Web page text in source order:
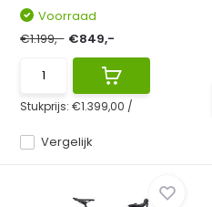
Vergelijk
Voorraad
€1.199,- €849,-
Stukprijs:€1.399,00 /